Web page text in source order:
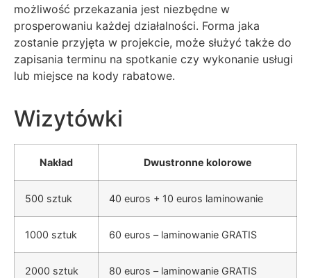
możliwość przekazania jest niezbędne w
prosperowaniu każdej działalności. Forma jaka
zostanie przyjęta w projekcie, może służyć także do
zapisania terminu na spotkanie czy wykonanie usługi
lub miejsce na kody rabatowe.
Wizytówki
Nakład Dwustronne kolorowe
500 sztuk 40 euros + 10 euros laminowanie
1000 sztuk 60 euros – laminowanie GRATIS
2000 sztuk 80 euros – laminowanie GRATIS